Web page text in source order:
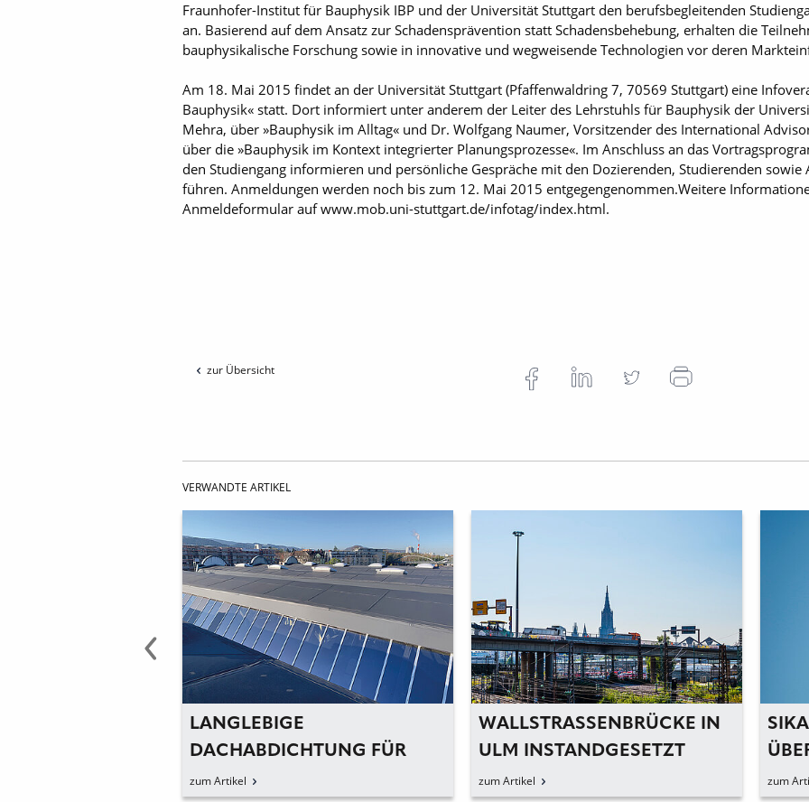
Fraunhofer-Institut für Bauphysik IBP und der Universität Stuttgart den berufsbegleitenden
an. Basierend auf dem Ansatz zur Schadensprävention statt Schadensbehebung, erhalten die
bauphysikalische Forschung sowie in innovative und wegweisende Technologien vor deren
Am 18. Mai 2015 findet an der Universität Stuttgart (Pfaffenwaldring 7, 70569 Stuttgart) eine
Bauphysik« statt. Dort informiert unter anderem der Leiter des Lehrstuhls für Bauphysik der
Mehra, über »Bauphysik im Alltag« und Dr. Wolfgang Naumer, Vorsitzender des International
über die »Bauphysik im Kontext integrierter Planungsprozesse«. Im Anschluss an das
den Studiengang informieren und persönliche Gespräche mit den Dozierenden, Studierenden
führen. Anmeldungen werden noch bis zum 12. Mai 2015 entgegengenommen.Weitere
Anmeldeformular auf www.mob.uni-stuttgart.de/infotag/index.html.
zur Übersicht
VERWANDTE ARTIKEL
LANGLEBIGE
DACHABDICHTUNG FÜR
HISTORISCHE SHEDDÄCHER
zum Artikel
WALLSTRASSENBRÜCKE IN U
LM INSTANDGESETZT
zum Artikel
SIKA
zum